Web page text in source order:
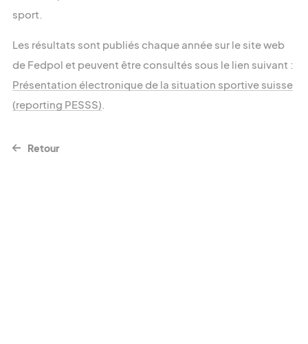
sport.
Les résultats sont publiés chaque année sur le site web
de Fedpol et peuvent être consultés sous le lien suivant :
Présentation électronique de la situation sportive suisse
(reporting PESSS).
Retour